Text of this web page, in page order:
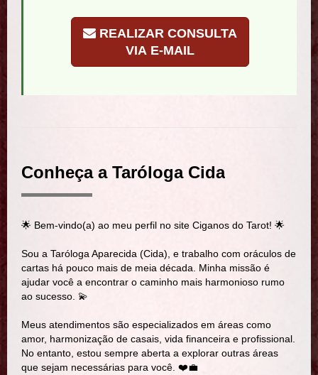
REALIZAR CONSULTA
VIA E-MAIL
Conheça a Taróloga Cida
🌟 Bem-vindo(a) ao meu perfil no site Ciganos do Tarot! 🌟
Sou a Taróloga Aparecida (Cida), e trabalho com oráculos de
cartas há pouco mais de meia década. Minha missão é
ajudar você a encontrar o caminho mais harmonioso rumo
ao sucesso. 💫
Meus atendimentos são especializados em áreas como
amor, harmonização de casais, vida financeira e profissional.
No entanto, estou sempre aberta a explorar outras áreas
que sejam necessárias para você. ❤️💼